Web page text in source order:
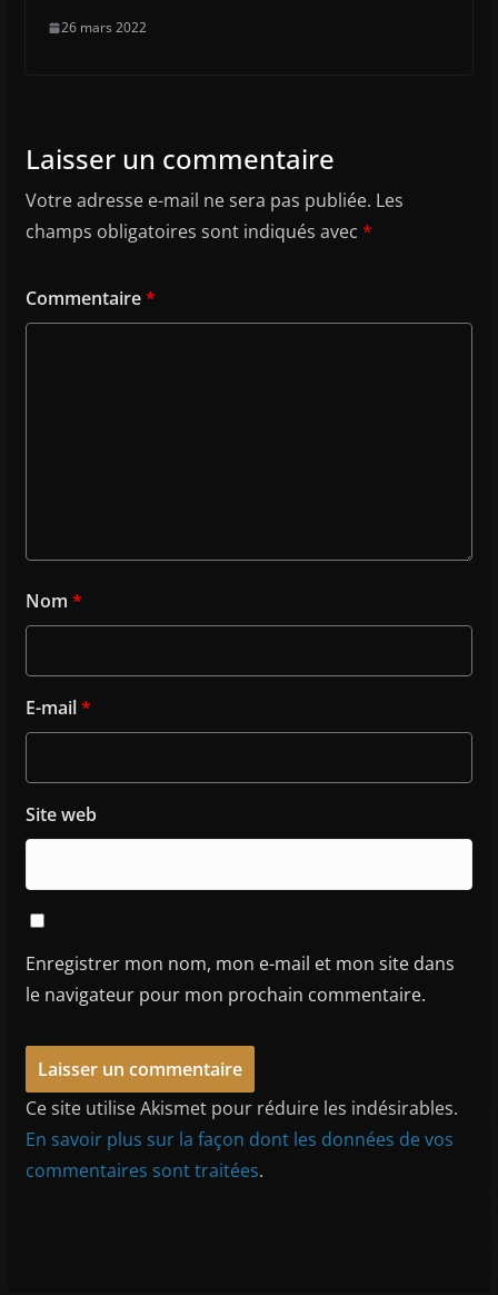
26 mars 2022
Laisser un commentaire
Votre adresse e-mail ne sera pas publiée. Les
champs obligatoires sont indiqués avec *
Commentaire*
Nom *
E-mail*
Site web
Enregistrer mon nom, mon e-mail et mon site dans
le navigateur pour mon prochain commentaire.
Ce site utilise Akismet pour réduire les indésirables.
En savoir plus sur la façon dont les données de vos
commentaires sont traitées.